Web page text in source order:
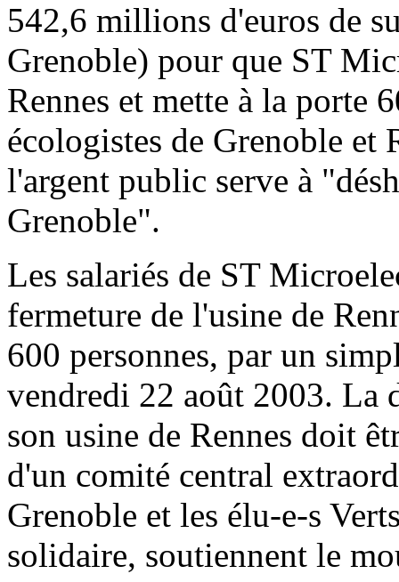
542,6 millions d'euros de
Grenoble) pour que ST
Rennes et mette à la porte
écologistes de Grenoble et
l'argent public serve à
Grenoble".
Les salariés de ST
fermeture de l'usine de
600 personnes, par un
vendredi 22 août 2003. La
son usine de Rennes doit
d'un comité central
Grenoble et les élu-e-s
solidaire, soutiennent le